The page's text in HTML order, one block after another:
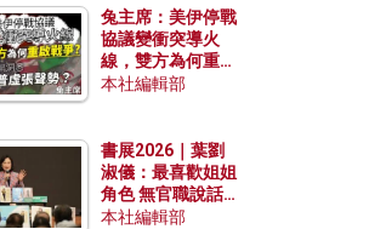
兔主席：美伊停戰
協議變衝突導火
線，雙方為何重啟
戰爭？伊朗一早洞
本社編輯部
書展2026｜葉劉
淑儀：最喜歡姐姐
角色 無官職說話
包袱少
本社編輯部